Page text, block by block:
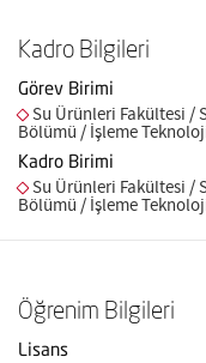
Kadro Bilgileri
Görev Birimi
Su Ürünleri Fakültesi /
Bölümü / İşleme
Kadro Birimi
Su Ürünleri Fakültesi /
Bölümü / İşleme
Öğrenim Bilgileri
Lisans